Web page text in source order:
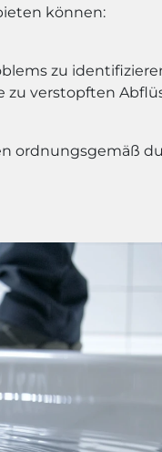
können:
zu
zu verstopften
ordnungsgemäß